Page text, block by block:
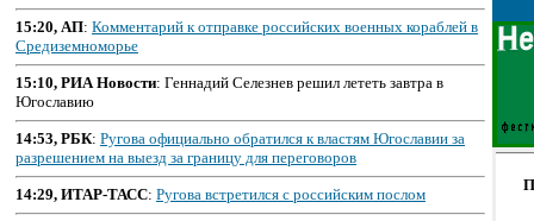
15:20, АП: Комментарий к отправке российских военных кораблей в
Средиземноморье
15:10, РИА Новости: Геннадий Селезнев решил лететь завтра в
Югославию
14:53, РБК: Ругова официально обратился к властям Югославии за
разрешением на выезд за границу для переговоров
14:29, ИТАР-ТАСС: Ругова встретился с российским послом